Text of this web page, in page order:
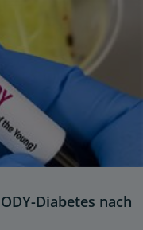
Diabetes nach